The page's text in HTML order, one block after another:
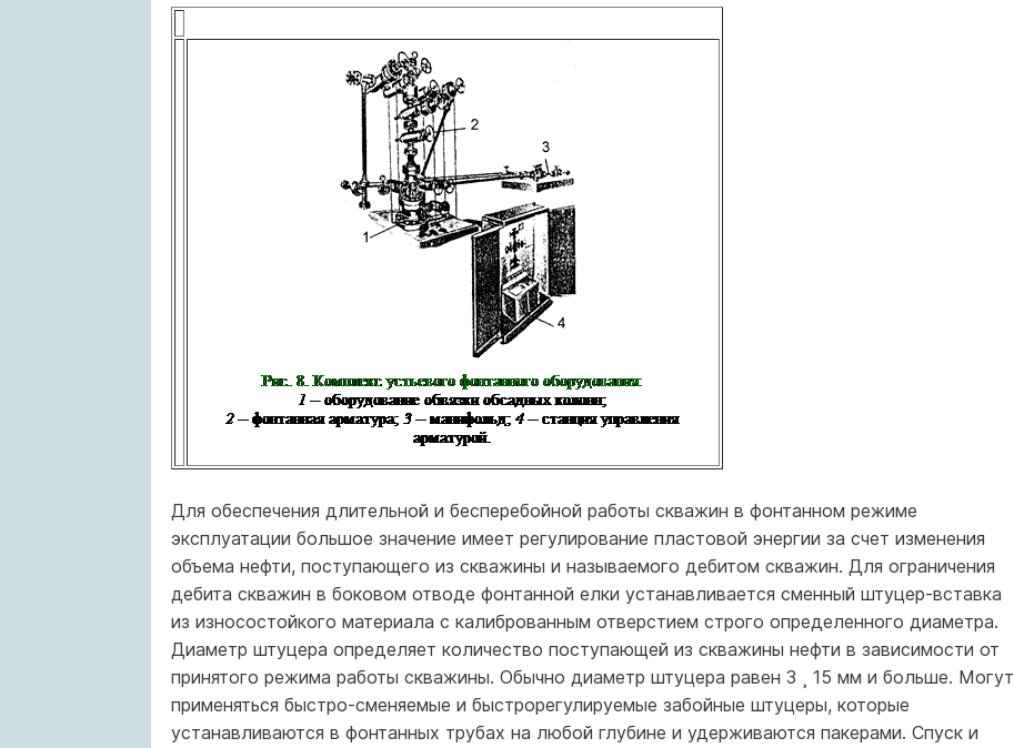
Для обеспечения длительной и бесперебойной работы скважин в фонтанном режиме
эксплуатации большое значение имеет регулирование пластовой энергии за счет изменения
объема нефти, поступающего из скважины и называемого дебитом скважин. Для ограничения
дебита скважин в боковом отводе фонтанной елки устанавливается сменный штуцер-вставка
из износостойкого материала с калиброванным отверстием строго определенного диаметра.
Диаметр штуцера определяет количество поступающей из скважины нефти в зависимости от
принятого режима работы скважины. Обычно диаметр штуцера равен 3 ¸ 15 мм и больше. Могут
применяться быстро-сменяемые и быстрорегулируемые забойные штуцеры, которые
устанавливаются в фонтанных трубах на любой глубине и удерживаются пакерами. Спуск и